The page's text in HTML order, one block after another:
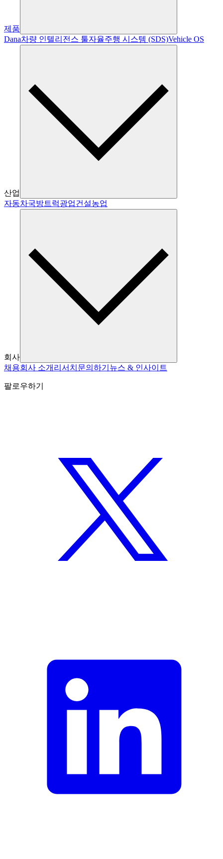
제품
Dana차량 인텔리전스 툴자율주행 시스템 (SDS)Vehicle OS
산업
자동차국방트럭광업건설농업
회사
채용회사 소개 리서치 문의하기 뉴스 & 인사이트
팔로우하기